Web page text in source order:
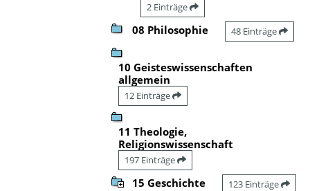
2 Einträge
08 Philosophie 48 Einträge
10 Geisteswissenschaften
allgemein
12 Einträge
11 Theologie,
Religionswissenschaft
197 Einträge
15 Geschichte 123 Einträge